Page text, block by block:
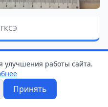
личность
улучшения работы сайта.
Принять